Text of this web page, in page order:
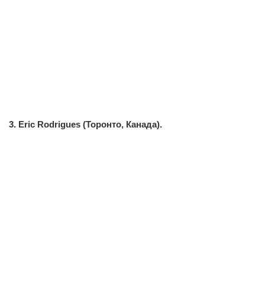
3. Eric Rodrigues (Торонто, Канада).